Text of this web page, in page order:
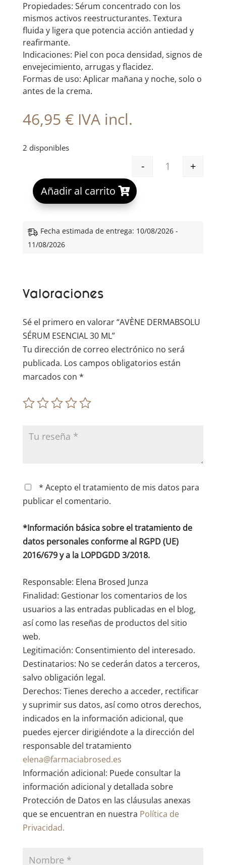
Propiedades: Sérum concentrado con los
mismos activos reestructurantes. Textura
fluida y ligera que potencia acción antiedad y
reafirmante.
Indicaciones: Piel con poca densidad, signos de
envejecimiento, arrugas y flacidez.
Formas de uso: Aplicar mañana y noche, solo o
antes de la crema.
46,95 € IVA incl.
2 disponibles
AVÈNE
-
+
Añadir al carrito
A
e
e
Fecha estimada de entrega: 10/08/2026 -
11/08/2026
Valoraciones
Sé el primero en valorar “AVÈNE DERMABSOLU
SÉRUM ESENCIAL 30 ML”
Tu dirección de correo electrónico no será
publicada. Los campos obligatorios están
marcados con *
* Acepto el tratamiento de mis datos para
publicar el comentario.
*Información básica sobre el tratamiento de
datos personales conforme al RGPD (UE)
2016/679 y a la LOPDGDD 3/2018.
Responsable: Elena Brosed Junza
Finalidad: Gestionar los comentarios de los
usuarios a las entradas publicadas en el blog,
así como las reseñas de productos del sitio
web.
Legitimación: Consentimiento del interesado.
Destinatarios: No se cederán datos a terceros,
salvo obligación legal.
Derechos: Tienes derecho a acceder, rectificar
y suprimir sus datos, así como otros derechos,
indicados en la información adicional, que
puedes ejercer dirigiéndote a la dirección del
responsable del tratamiento
elena@farmaciabrosed.es
Información adicional: Puede consultar la
información adicional y detallada sobre
Protección de Datos en las cláusulas anexas
que se encuentran en nuestra Política de
Privacidad.